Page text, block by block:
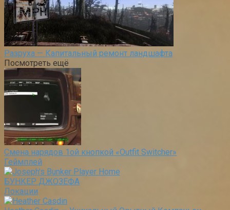
Разруха — Капитальный ремонт ландшафта
Посмотреть ещё
Смена нарядов 1ой кнопкой «Outfit Switcher»
Геймплей
БУНКЕР ДЖОЗЕФА
Локации